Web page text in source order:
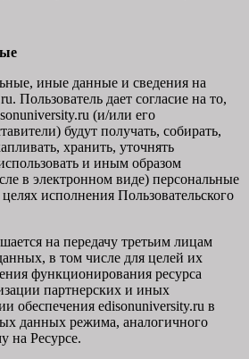
иные данные и сведения на
Пользователь дает согласие на то,
(и/или его
будут получать, собирать,
хранить, уточнять
и иным образом
в электронном виде) персональные
исполнения Пользовательского
на передачу третьим лицам
в том числе для целей их
функционирования ресурса
партнерских и иных
обеспечения edisonuniversity.ru в
данных режима, аналогичного
на Ресурсе.